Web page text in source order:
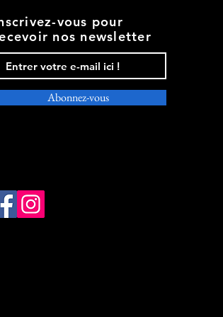
vous pour
nos newsletter
Abonnez-vous